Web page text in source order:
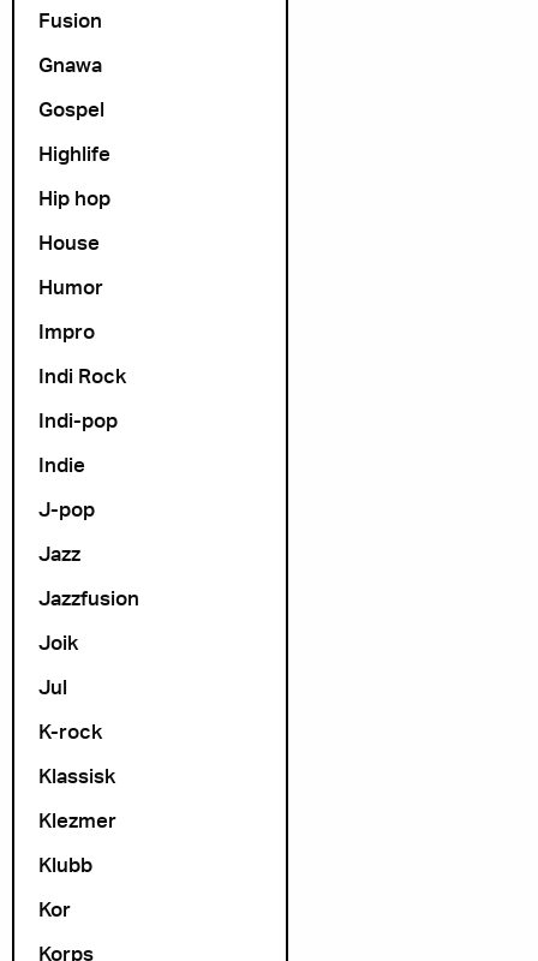
Fusion
Gnawa
Gospel
Highlife
Hip hop
House
Humor
Impro
Indi Rock
Indi-pop
Indie
J-pop
Jazz
Jazzfusion
Joik
Jul
K-rock
Klassisk
Klezmer
Klubb
Kor
Korps